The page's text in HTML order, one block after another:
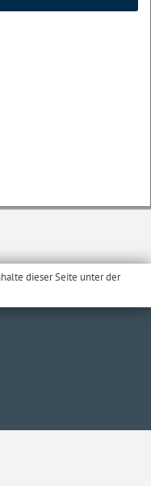
dieser Seite unter der